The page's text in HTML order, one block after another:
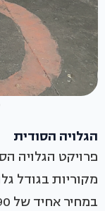
הגלויה הסודית